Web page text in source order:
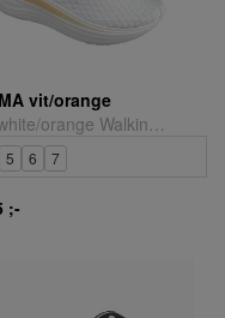
vit/orange
Offwhite/orange Walking-/joggingsko.
5 6 7
;-